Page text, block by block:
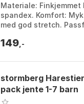
Materiale: Finkjemmet
spandex. Komfort:
med god stretch.
huden. Antall: 3-pack....
149 ,-
stormberg
pack jente 1-7 barn